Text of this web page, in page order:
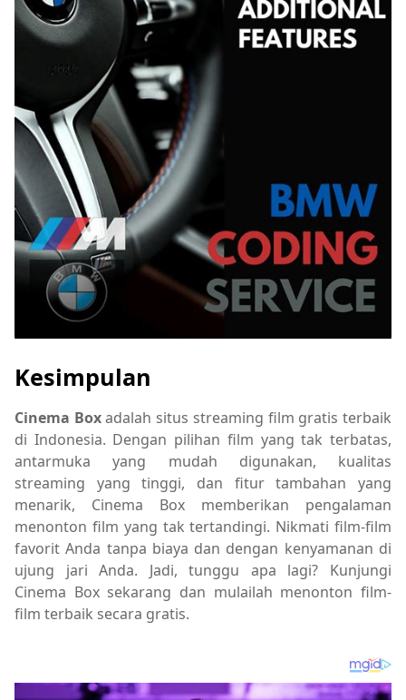
Kesimpulan
Cinema Boxadalah situs streaming film gratis terbaik
di Indonesia. Dengan pilihan film yang tak terbatas,
antarmuka yang mudah digunakan, kualitas
streaming yang tinggi, dan fitur tambahan yang
menarik, Cinema Box memberikan pengalaman
menonton film yang tak tertandingi. Nikmati film-film
favorit Anda tanpa biaya dan dengan kenyamanan di
ujung jari Anda. Jadi, tunggu apa lagi? Kunjungi
Cinema Box sekarang dan mulailah menonton film-
film terbaik secara gratis.